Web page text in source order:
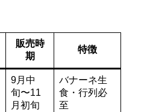
販売時
期
特徴
9月中
旬〜11
月初旬
バナーネ生
食・行列必
至